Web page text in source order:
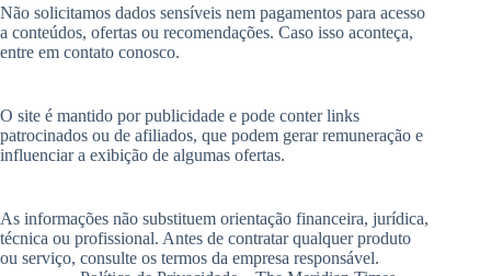
Não solicitamos dados sensíveis nem pagamentos para acesso
a conteúdos, ofertas ou recomendações. Caso isso aconteça,
entre em contato conosco.
O site é mantido por publicidade e pode conter links
patrocinados ou de afiliados, que podem gerar remuneração e
influenciar a exibição de algumas ofertas.
As informações não substituem orientação financeira, jurídica,
técnica ou profissional. Antes de contratar qualquer produto
ou serviço, consulte os termos da empresa responsável.